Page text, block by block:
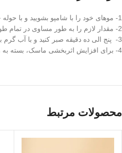
1- موهای خود را با شامپو بشویید و با حوله خشک کنید
2- مقدار لازم را به طور مساوی در تمام طول مو پخش کنید
3- پنج الی ده دقیقه صبر کنید و با آب گرم بشویید
4- برای افزایش اثربخشی ماسک، بسته به وضعیت مو و میزان آسیب، زمان قرار گرفتن در معرض ماسک را افزایش دهید.
محصولات مرتبط